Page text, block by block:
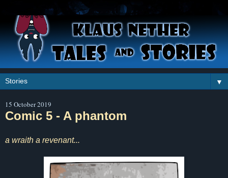
▼
15 October 2019
Comic 5 - A phantom
a wraith a revenant...